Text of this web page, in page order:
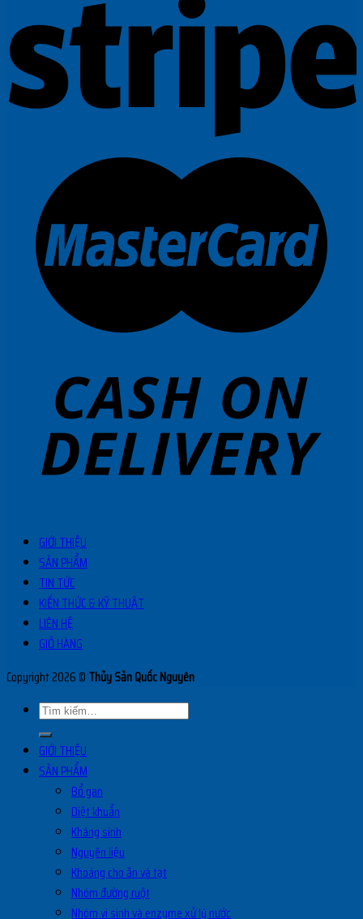
GIỚI THIỆU
SẢN PHẨM
TIN TỨC
KIẾN THỨC & KỸ THUẬT
LIÊN HỆ
GIỎ HÀNG
Copyright 2026 © Thủy Sản Quốc Nguyên
Tìm
kiếm:
GIỚI THIỆU
SẢN PHẨM
Bổ gan
Diệt khuẩn
Kháng sinh
Nguyên liệu
Khoáng cho ăn và tạt
Nhóm đường ruột
Nhóm vi sinh và enzyme xử lý nước